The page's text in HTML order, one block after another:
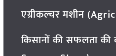
एग्रीकल्चर मशीन
किसानों की सफलता की